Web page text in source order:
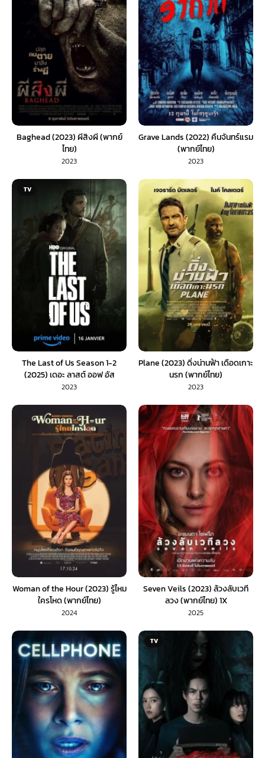
Baghead (2023) ผีสิงผี (พากย์
ไทย)
2023
Grave Lands (2022) คืนจันทร์แรม
(พากย์ไทย)
2023
TV
The Last of Us Season 1-2
(2025) เดอะ ลาสต์ ออฟ อัส
2023
Plane (2023) ดิ่งน่านฟ้า เดือดเกาะ
นรก (พากย์ไทย)
2023
Woman of the Hour (2023) รู้ไหม
ใครโหด (พากย์ไทย)
2024
Seven Veils (2023) ล้วงลับเวที
ลวง (พากย์ไทย) 1X
2025
TV